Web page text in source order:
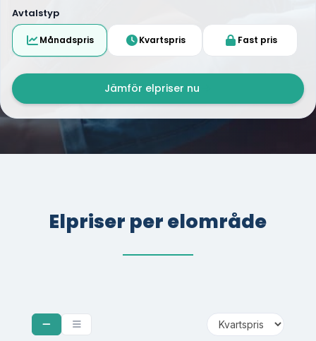
Avtalstyp
Månadspris Kvartspris Fast pris
Jämför elpriser nu
Elpriser per elområde